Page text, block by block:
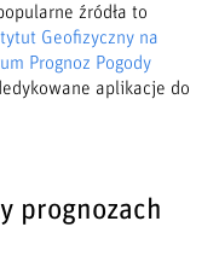
źródła to
Geofizyczny na
Prognoz Pogody
aplikacje do
prognozach